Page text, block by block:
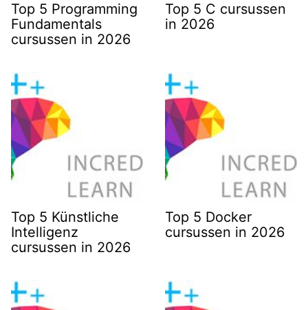
Top 5 Programming
Fundamentals
cursussen in 2026
Top 5 C cursussen
in 2026
Top 5 Künstliche
Intelligenz
cursussen in 2026
Top 5 Docker
cursussen in 2026